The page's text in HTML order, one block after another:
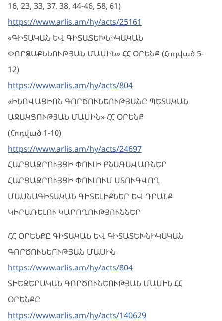
16, 23, 33, 37, 38, 44-46, 58, 61)
https://www.arlis.am/hy/acts/25161
«ԳԻՏԱԿԱՆ ԵՎ ԳԻՏԱՏԵԽՆԻԿԱԿԱՆ
ՓՈՐՁԱՔՆՆՈՒԹՅԱՆ ՄԱՍԻՆ» ՀՀ ՕՐԵՆՔ (Հոդված 5-
12)
https://www.arlis.am/hy/acts/804
«ԻՆՈՎԱՑԻՈՆ ԳՈՐԾՈՒՆԵՈՒԹՅԱՆԸ ՊԵՏԱԿԱՆ
ԱՋԱԿՑՈՒԹՅԱՆ ՄԱՍԻՆ» ՀՀ ՕՐԵՆՔ
(Հոդված 1-10)
https://www.arlis.am/hy/acts/24697
ՀԱՐՑԱԶՐՈՒՅՑԻ ՓՈՒԼԻ ԲՆԱԳԱՎԱՌՆԵՐ
ՀԱՐՑԱԶՐՈՒՅՑԻ ՓՈՒԼՈՒՄ ՍՏՈՒԳՎՈՂ
ՄԱՍՆԱԳԻՏԱԿԱՆ ԳԻՏԵԼԻՔՆԵՐ ԵՎ ԴՐԱՆՔ
ԿԻՐԱՌԵԼՈՒ ԿԱՐՈՂՈՒԹՅՈՒՆՆԵՐ
ՀՀ ՕՐԵՆՔԸ ԳԻՏԱԿԱՆ ԵՎ ԳԻՏԱՏԵԽՆԻԿԱԿԱՆ
ԳՈՐԾՈՒՆԵՈՒԹՅԱՆ ՄԱՍԻՆ
https://www.arlis.am/hy/acts/804
ՏԻԵԶԵՐԱԿԱՆ ԳՈՐԾՈՒՆԵՈՒԹՅԱՆ ՄԱՍԻՆ ՀՀ
ՕՐԵՆՔԸ
https://www.arlis.am/hy/acts/140629